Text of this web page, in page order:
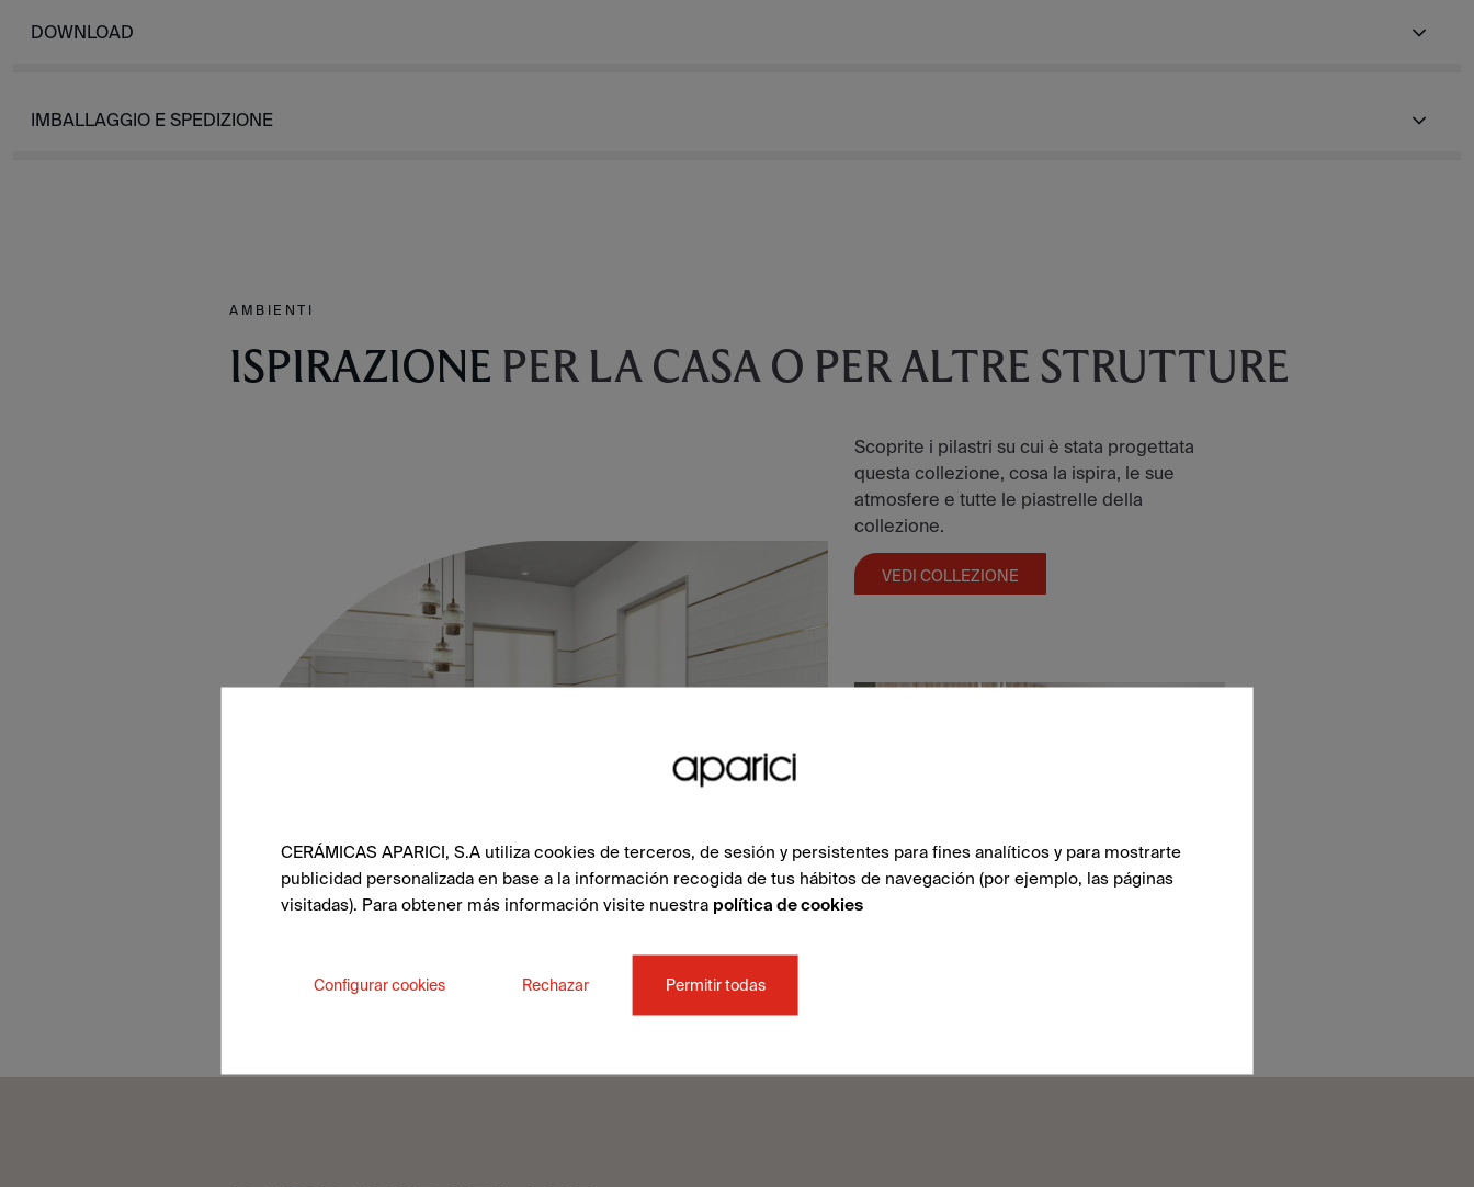
DOWNLOAD
IMBALLAGGIO E SPEDIZIONE
AMBIENTI
ISPIRAZIONE PER LA CASA O PER ALTRE STRUTTURE
Scoprite i pilastri su cui è stata progettata
questa collezione, cosa la ispira, le sue
atmosfere e tutte le piastrelle della
collezione.
VEDI COLLEZIONE
CERÁMICAS APARICI, S.A utiliza cookies de terceros, de sesión y persistentes para fines analíticos y para mostrarte
publicidad personalizada en base a la información recogida de tus hábitos de navegación (por ejemplo, las páginas
visitadas). Para obtener más información visite nuestra política de cookies
Configurar cookies Rechazar Permitir todas